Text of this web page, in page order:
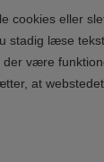
cookies eller
stadig læse
være
at